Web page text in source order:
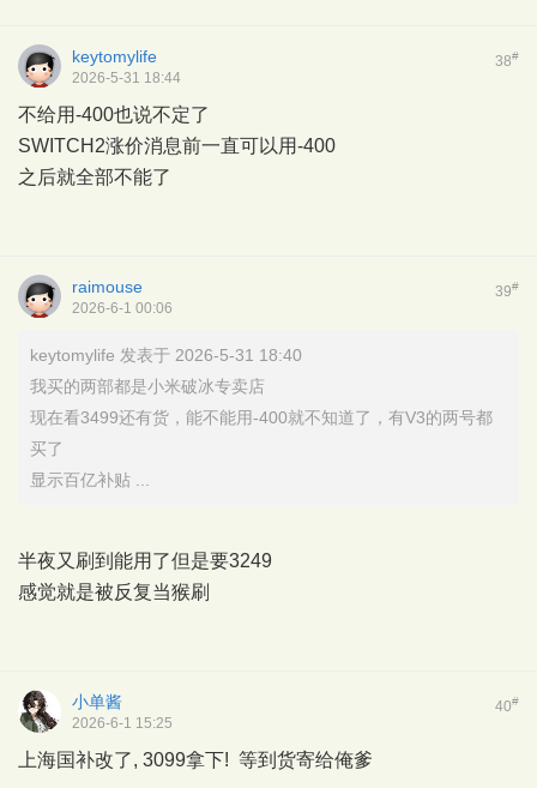
38#
keytomylife
2026-5-31 18:44
不给用-400也说不定了
SWITCH2涨价消息前一直可以用-400
之后就全部不能了
39#
raimouse
2026-6-1 00:06
keytomylife 发表于 2026-5-31 18:40
我买的两部都是小米破冰专卖店
现在看3499还有货，能不能用-400就不知道了，有V3的两号都
买了
显示百亿补贴 ...
半夜又刷到能用了但是要3249
感觉就是被反复当猴刷
40#
小单酱
2026-6-1 15:25
上海国补改了, 3099拿下! 等到货寄给俺爹